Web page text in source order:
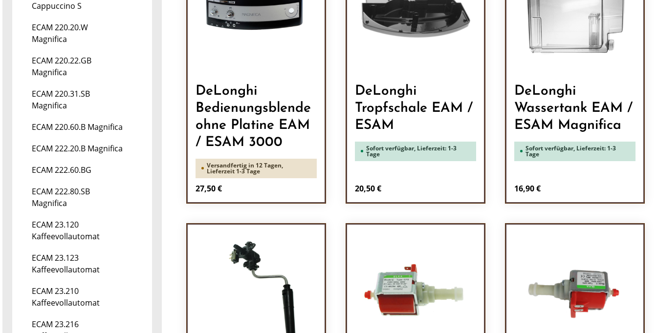
Cappuccino S
ECAM 220.20.W
Magnifica
ECAM 220.22.GB
Magnifica
ECAM 220.31.SB
Magnifica
ECAM 220.60.B Magnifica
ECAM 222.20.B Magnifica
ECAM 222.60.BG
ECAM 222.80.SB
Magnifica
ECAM 23.120
Kaffeevollautomat
ECAM 23.123
Kaffeevollautomat
ECAM 23.210
Kaffeevollautomat
ECAM 23.216
DeLonghi
Bedienungsblende
ohne Platine EAM
/ ESAM 3000
Versandfertig in 12 Tagen,
Lieferzeit 1-3 Tage
Regulärer Preis:
27,50 €
DeLonghi
Tropfschale EAM /
ESAM
Sofort verfügbar, Lieferzeit: 1-3
Tage
Regulärer Preis:
20,50 €
DeLonghi
Wassertank EAM /
ESAM Magnifica
Sofort verfügbar, Lieferzeit: 1-3
Tage
Regulärer Preis:
16,90 €